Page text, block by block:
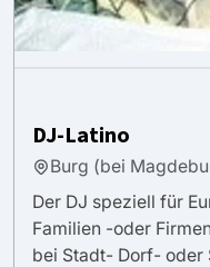
DJ-Latino
Burg (bei
Der DJ speziell für
Familien -oder
bei Stadt- Dorf- oder